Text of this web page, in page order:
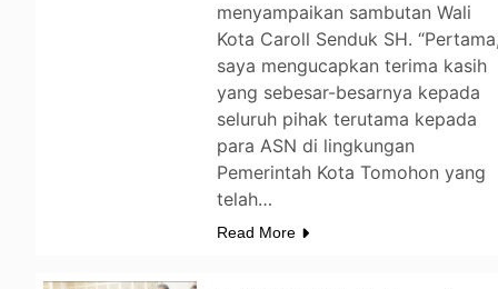
menyampaikan sambutan Wali
Kota Caroll Senduk SH.
saya mengucapkan terima kasih
yang sebesar-besarnya kepada
seluruh pihak terutama kepada
para ASN di lingkungan
Pemerintah Kota Tomohon yang
telah…
Read More